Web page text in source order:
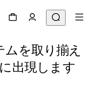
を取り揃え
出現します